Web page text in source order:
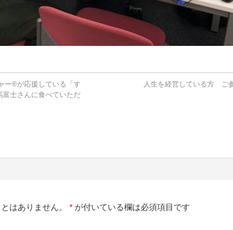
ー®が応援している「す
士さんに食べていただ
人生を経営している方 ご
はありません。 * が付いている欄は必須項目です